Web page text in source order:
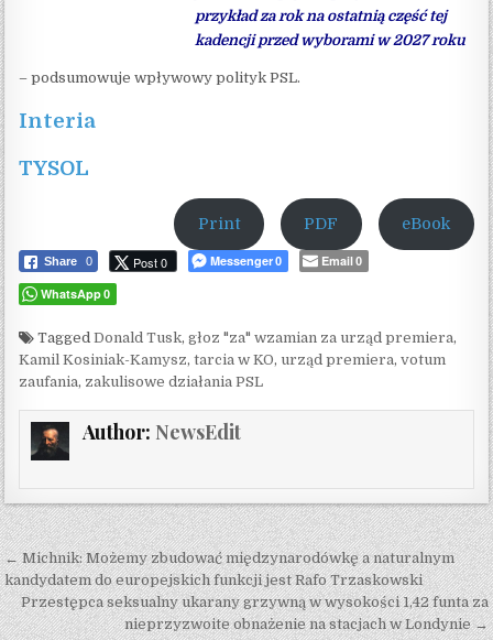
przykład za rok na ostatnią część tej
kadencji przed wyborami w 2027 roku
– podsumowuje wpływowy polityk PSL.
Interia
TYSOL
Print PDF eBook
Share 0 Post 0 Messenger 0 Email 0
WhatsApp 0
TaggedDonald Tusk,głoz "za" wzamian za urząd premiera,
Kamil Kosiniak-Kamysz,tarcia w KO, urząd premiera,votum
zaufania, zakulisowe działania PSL
Author: NewsEdit
Post navigation
← Michnik: Możemy zbudować międzynarodówkę a naturalnym
kandydatem do europejskich funkcji jest Rafo Trzaskowski
Przestępca seksualny ukarany grzywną w wysokości 1,42 funta za
nieprzyzwoite obnażenie na stacjach w Londynie →